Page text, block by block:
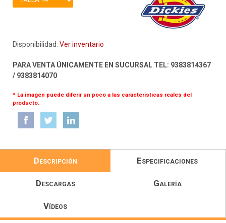
Disponibilidad: Ver inventario
PARA VENTA ÚNICAMENTE EN SUCURSAL TEL: 9383814367
/ 9383814070
* La imagen puede diferir un poco a las características reales del
producto.
Descripción Especificaciones
Descargas Galería
Vídeos